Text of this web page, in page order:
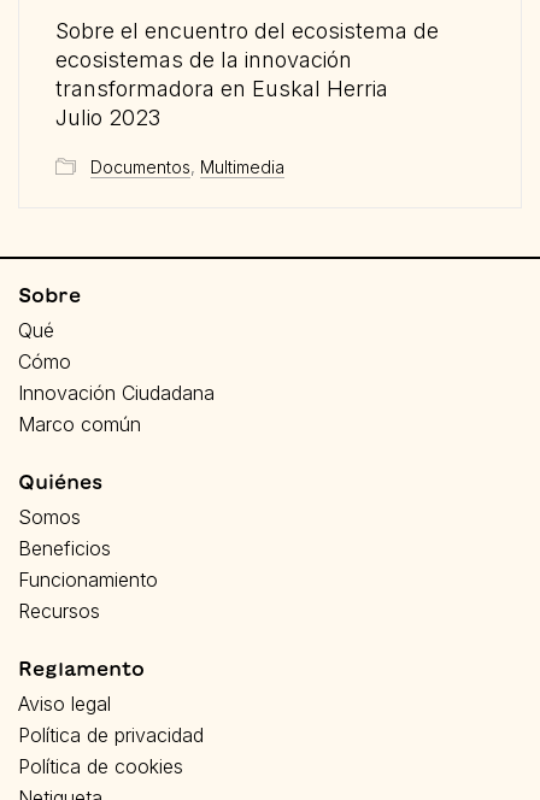
Sobre el encuentro del ecosistema de
ecosistemas de la innovación
transformadora en Euskal Herria
Julio 2023
Documentos, Multimedia
Sobre
Qué
Cómo
Innovación Ciudadana
Marco común
Quiénes
Somos
Beneficios
Funcionamiento
Recursos
Reglamento
Aviso legal
Política de privacidad
Política de cookies